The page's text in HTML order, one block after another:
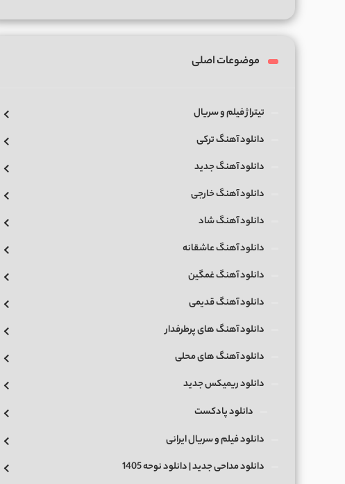
موضوعات اصلی
تیتراژ فیلم و سریال
دانلود آهنگ ترکی
دانلود آهنگ جدید
دانلود آهنگ خارجی
دانلود آهنگ شاد
دانلود آهنگ عاشقانه
دانلود آهنگ غمگین
دانلود آهنگ قدیمی
دانلود آهنگ های پرطرفدار
دانلود آهنگ های محلی
دانلود ریمیکس جدید
دانلود پادکست
دانلود فیلم و سریال ایرانی
دانلود مداحی جدید | دانلود نوحه 1405